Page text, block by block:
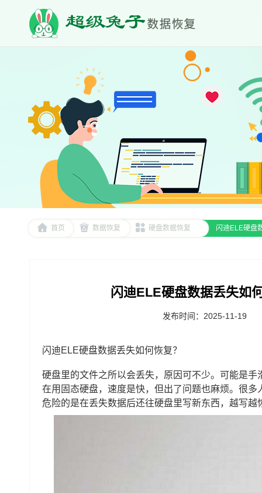
首页 数据恢复 硬盘数据恢复 闪迪ELE硬盘
闪迪ELE硬盘数据丢失如
发布时间：2025-11-19
闪迪ELE硬盘数据丢失如何恢复？
硬盘里的文件之所以会丢失，原因可不少。可能是
在用固态硬盘，速度是快，但出了问题也麻烦。很
危险的是在丢失数据后还往硬盘里写新东西，越写